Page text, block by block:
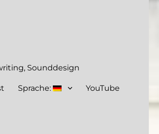
Sounddesign
Sprache: YouTube